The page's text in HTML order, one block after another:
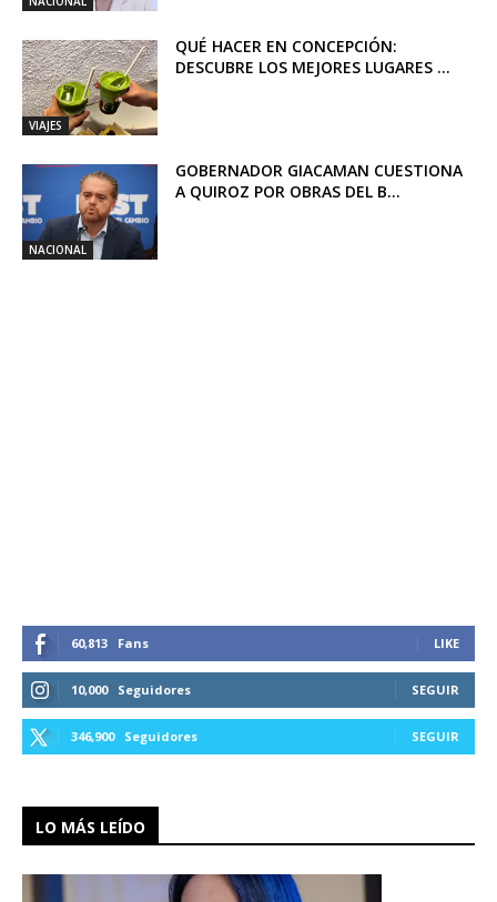
VIAJES
QUÉ HACER EN CONCEPCIÓN:
DESCUBRE LOS MEJORES LUGARES ...
NACIONAL
GOBERNADOR GIACAMAN CUESTIONA
A QUIROZ POR OBRAS DEL B...
60,813 Fans LIKE
10,000 Seguidores SEGUIR
346,900 Seguidores SEGUIR
LO MÁS LEÍDO